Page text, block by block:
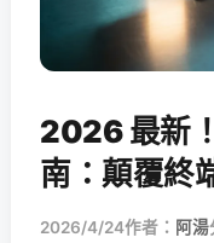
2026 最新
南：顛覆終
2026/4/24作者： 阿湯